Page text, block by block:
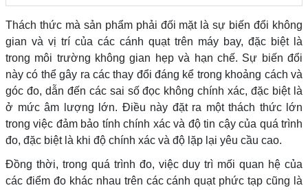
Thách thức mà sản phẩm phải đối mặt là sự biến đổi không
gian và vị trí của các cánh quạt trên máy bay, đặc biệt là
trong môi trường không gian hẹp và hạn chế. Sự biến đổi
này có thể gây ra các thay đổi đáng kể trong khoảng cách và
góc đo, dẫn đến các sai số đọc không chính xác, đặc biệt là
ở mức âm lượng lớn. Điều này đặt ra một thách thức lớn
trong việc đảm bảo tính chính xác và độ tin cậy của quá trình
đo, đặc biệt là khi độ chính xác và độ lặp lại yêu cầu cao.
Đồng thời, trong quá trình đo, việc duy trì mối quan hệ của
các điểm đo khác nhau trên các cánh quạt phức tạp cũng là